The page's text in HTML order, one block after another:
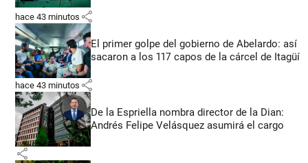
hace 43 minutos share
El primer golpe del gobierno de Abelardo: así
sacaron a los 117 capos de la cárcel de Itagüí
hace 43 minutos share
De la Espriella nombra director de la Dian:
Andrés Felipe Velásquez asumirá el cargo
share